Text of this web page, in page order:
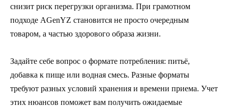
снизит риск перегрузки организма. При грамотном
подходе AGenYZ становится не просто очередным
товаром, а частью здорового образа жизни.
Задайте себе вопрос о формате потребления: питьё,
добавка к пище или водная смесь. Разные форматы
требуют разных условий хранения и времени приема. Учет
этих нюансов поможет вам получить ожидаемые